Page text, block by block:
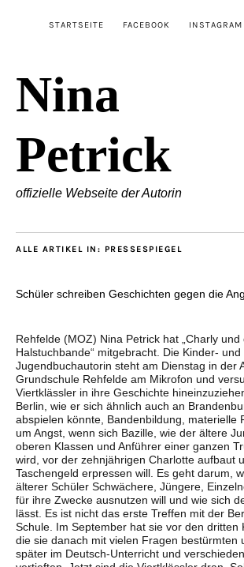
STARTSEITE FACEBOOK INSTAGRAM
Nina
Petrick
offizielle Webseite der Autorin
ALLE ARTIKEL IN: PRESSESPIEGEL
Schüler schreiben Geschichten gegen die
Rehfelde (MOZ) Nina Petrick hat „Charly und
Halstuchbande“ mitgebracht. Die Kinder- und
Jugendbuchautorin steht am Dienstag in der
Grundschule Rehfelde am Mikrofon und
Viertklässler in ihre Geschichte
Berlin, wie er sich ähnlich auch an
abspielen könnte, Bandenbildung,
um Angst, wenn sich Bazille, wie der ältere
oberen Klassen und Anführer einer ganzen
wird, vor der zehnjährigen Charlotte aufbaut
Taschengeld erpressen will. Es geht darum,
älterer Schüler Schwächere, Jüngere,
für ihre Zwecke ausnutzen will und wie sich
lässt. Es ist nicht das erste Treffen mit der
Schule. Im September hat sie vor den dritten
die sie danach mit vielen Fragen bestürmten
später im Deutsch-Unterricht und